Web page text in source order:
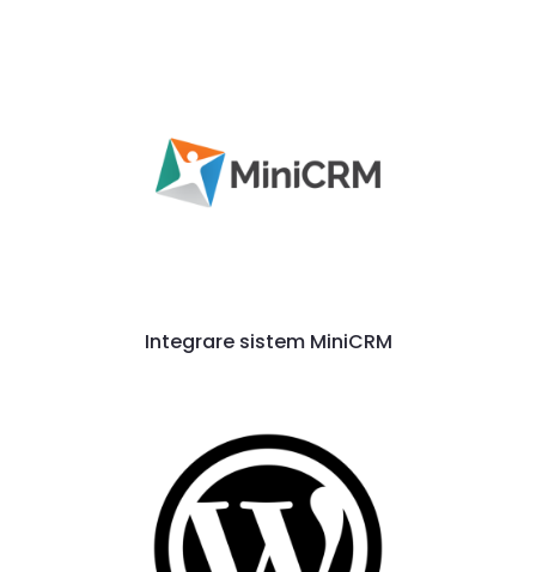
Integrare sistem MiniCRM